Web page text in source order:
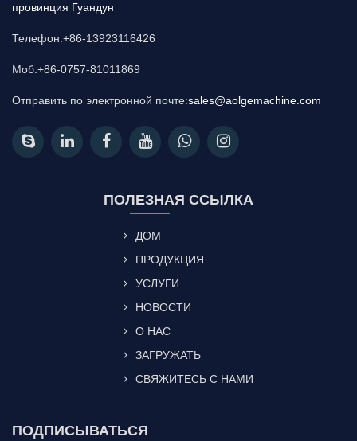
провинция Гуандун
Телефон:+86-13923116426
Моб:+86-0757-81011869
Отправить по электронной почте:sales@aolgemachine.com
ПОЛЕЗНАЯ ССЫЛКА
ДОМ
ПРОДУКЦИЯ
УСЛУГИ
НОВОСТИ
О НАС
ЗАГРУЖАТЬ
СВЯЖИТЕСЬ С НАМИ
ПОДПИСЫВАТЬСЯ